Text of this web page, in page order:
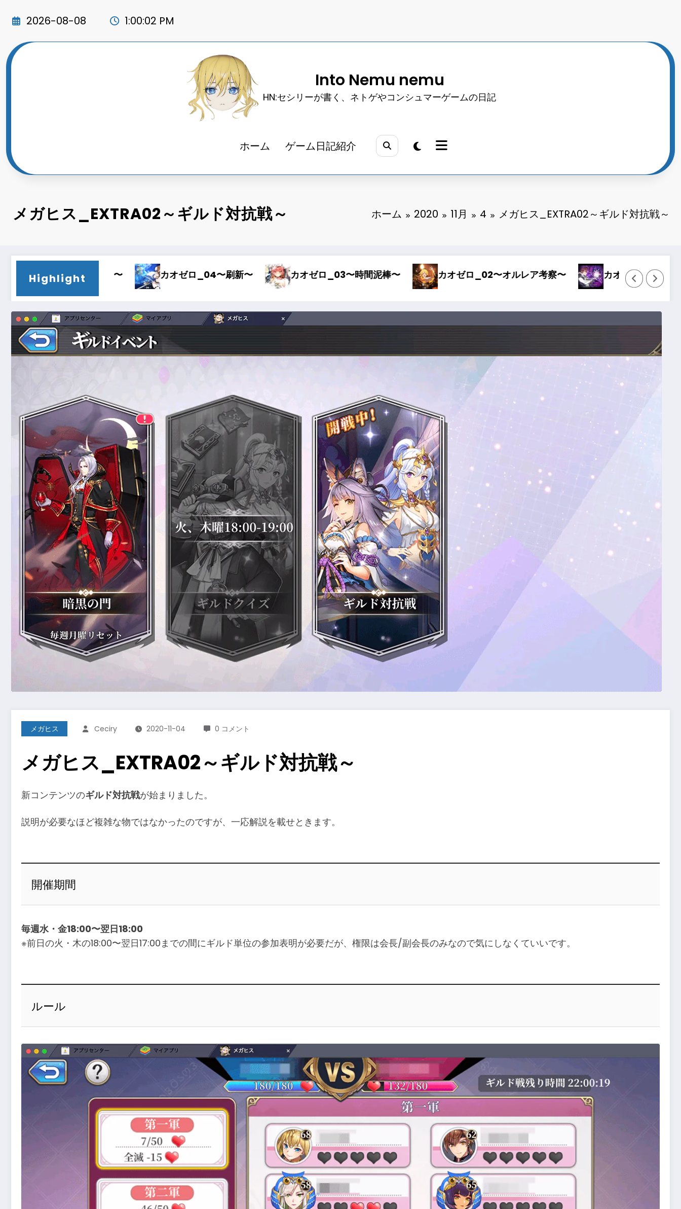
ツ
へ
2026-08-08 1:00:04 PM
Into Nemu nemu
HN:セシリーが書く、ネトゲやコンシュマーゲームの日記
ホーム ゲーム日記紹介
メガヒス_EXTRA02～ギルド対抗戦～ ホーム 2020 11月 4 メガヒス_EXTRA02～ギルド対抗戦～
Highlight
オゼロ_04〜刷新〜 カオゼロ_03〜時間泥棒〜 カオゼロ_02〜オルレア考察〜 カオゼロ_01〜どストライク〜 Wizardry
メガヒス Ceciry 2020-11-04 0 コメント
メガヒス_EXTRA02～ギルド対抗戦～
新コンテンツのギルド対抗戦が始まりました。
説明が必要なほど複雑な物ではなかったのですが、一応解説を載せときます。
開催期間
毎週水・金18:00〜翌日18:00
※前日の火・木の18:00〜翌日17:00までの間にギルド単位の参加表明が必要だが、権限は会長/副会長のみなので気にしなくていいです。
ルール